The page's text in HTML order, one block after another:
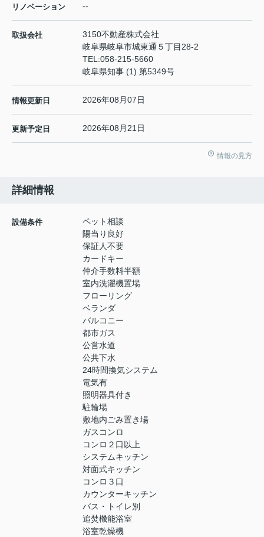
リノベーション --
取扱会社
3150不動産株式会社
岐阜県岐阜市城東通５丁目28-2
TEL:058-215-5660
岐阜県知事 (1) 第5349号
情報更新日 2026年08月07日
更新予定日 2026年08月21日
情報の見方
詳細情報
設備条件
ペット相談
陽当り良好
保証人不要
カードキー
仲介手数料半額
室内洗濯機置場
フローリング
ベランダ
バルコニー
都市ガス
公営水道
公共下水
24時間換気システム
電気有
照明器具付き
駐輪場
敷地内ごみ置き場
ガスコンロ
コンロ２口以上
システムキッチン
対面式キッチン
コンロ３口
カウンターキッチン
バス・トイレ別
追焚機能浴室
浴室乾燥機